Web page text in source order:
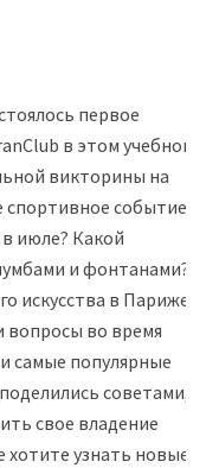
первое
в этом учебном
викторины на
спортивное событие
июле? Какой
и фонтанами?
искусства в Париже?
вопросы во время
самые популярные
советами,
свое владение
узнать новые